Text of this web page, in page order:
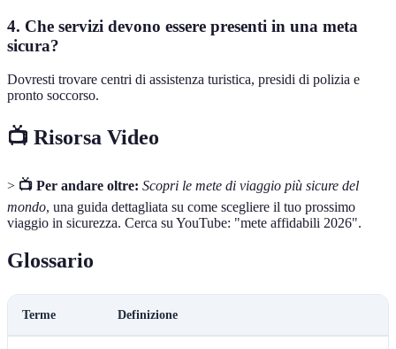
4. Che servizi devono essere presenti in una meta
sicura?
Dovresti trovare centri di assistenza turistica, presidi di polizia e
pronto soccorso.
📺 Risorsa Video
> 📺 Per andare oltre: Scopri le mete di viaggio più sicure del
mondo, una guida dettagliata su come scegliere il tuo prossimo
viaggio in sicurezza. Cerca su YouTube: "mete affidabili 2026".
Glossario
Terme Definizione